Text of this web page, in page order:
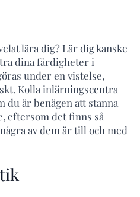
lära dig? Lär dig kanske
dina färdigheter i
under en vistelse,
Kolla inlärningscentra
du är benägen att stanna
eftersom det finns så
av dem är till och med